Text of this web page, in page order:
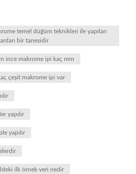
temel düğüm teknikleri ile yapılan
bir tanesidir
ince makrome ipi kaç mm
çeşit makrome ipi var
yapılır
yapılır
ilk örnek veri nedir